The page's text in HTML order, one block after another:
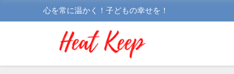
心を常に温かく！子どもの幸せを！